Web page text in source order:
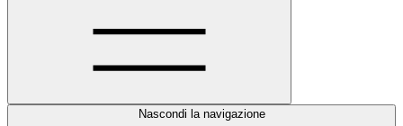
Nascondi la navigazione